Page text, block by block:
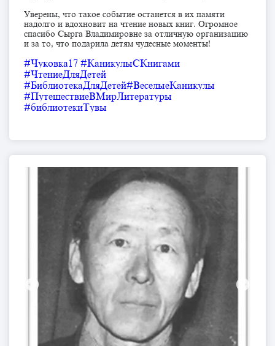
Уверены, что такое событие останется в их памяти
надолго и вдохновит на чтение новых книг. Огромное
спасибо Сырга Владимировне за отличную организацию
и за то, что подарила детям чудесные моменты!
#Чуковка17 #КаникулыСКнигами
#ЧтениеДляДетей
#БиблиотекаДляДетей#ВеселыеКаникулы
#ПутешествиеВМирЛитературы
#библиотекиТувы